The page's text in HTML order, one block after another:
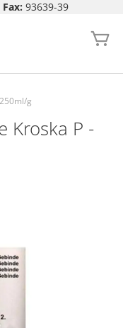
Fax: 93639-39
g
Kroska P -